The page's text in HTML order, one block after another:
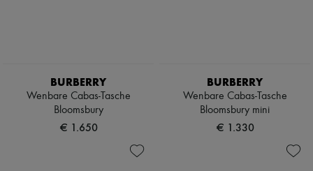
BURBERRY
Wenbare Cabas-Tasche
Bloomsbury
€ 1.650
BURBERRY
Wenbare Cabas-Tasche
Bloomsbury mini
€ 1.330